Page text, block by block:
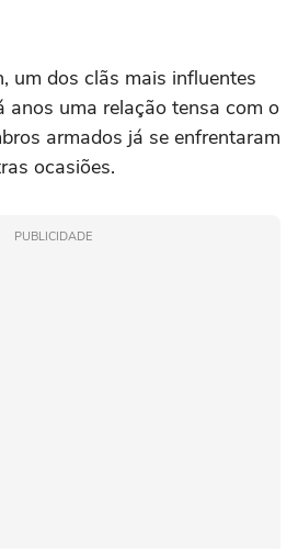
um dos clãs mais influentes
anos uma relação tensa com o
armados já se enfrentaram
ocasiões.
PUBLICIDADE